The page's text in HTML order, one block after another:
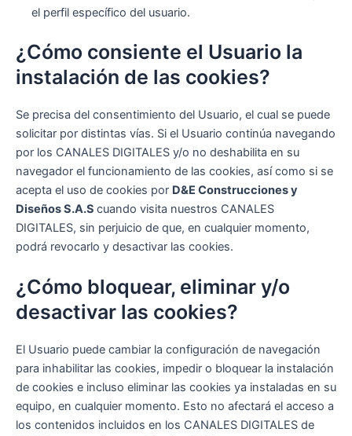
el perfil específico del usuario.
¿Cómo consiente el Usuario la
instalación de las cookies?
Se precisa del consentimiento del Usuario, el cual se puede
solicitar por distintas vías. Si el Usuario continúa navegando
por los CANALES DIGITALES y/o no deshabilita en su
navegador el funcionamiento de las cookies, así como si se
acepta el uso de cookies por D&E Construcciones y
Diseños S.A.S cuando visita nuestros CANALES
DIGITALES, sin perjuicio de que, en cualquier momento,
podrá revocarlo y desactivar las cookies.
¿Cómo bloquear, eliminar y/o
desactivar las cookies?
El Usuario puede cambiar la configuración de navegación
para inhabilitar las cookies, impedir o bloquear la instalación
de cookies e incluso eliminar las cookies ya instaladas en su
equipo, en cualquier momento. Esto no afectará el acceso a
los contenidos incluidos en los CANALES DIGITALES de